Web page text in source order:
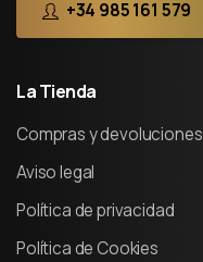
+34 985 161 579
LaTienda
Compras y devoluciones
Aviso legal
Política de privacidad
Política de Cookies